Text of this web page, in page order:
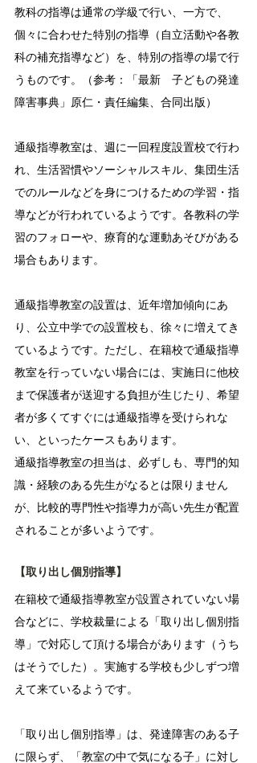
教科の指導は通常の学級で行い、一方で、
個々に合わせた特別の指導（自立活動や各教
科の補充指導など）を、特別の指導の場で行
うものです。（参考：「最新　子どもの発達
障害事典」原仁・責任編集、合同出版）
通級指導教室は、週に一回程度設置校で行わ
れ、生活習慣やソーシャルスキル、集団生活
でのルールなどを身につけるための学習・指
導などが行われているようです。各教科の学
習のフォローや、療育的な運動あそびがある
場合もあります。
通級指導教室の設置は、近年増加傾向にあ
り、公立中学での設置校も、徐々に増えてき
ているようです。ただし、在籍校で通級指導
教室を行っていない場合には、実施日に他校
まで保護者が送迎する負担が生じたり、希望
者が多くてすぐには通級指導を受けられな
い、といったケースもあります。
通級指導教室の担当は、必ずしも、専門的知
識・経験のある先生がなるとは限りません
が、比較的専門性や指導力が高い先生が配置
されることが多いようです。
【取り出し個別指導】
在籍校で通級指導教室が設置されていない場
合などに、学校裁量による「取り出し個別指
導」で対応して頂ける場合があります（うち
はそうでした）。実施する学校も少しずつ増
えて来ているようです。
「取り出し個別指導」は、発達障害のある子
に限らず、「教室の中で気になる子」に対し